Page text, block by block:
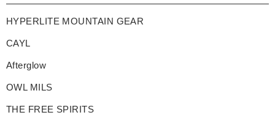
HYPERLITE MOUNTAIN GEAR
CAYL
Afterglow
OWL MILS
THE FREE SPIRITS